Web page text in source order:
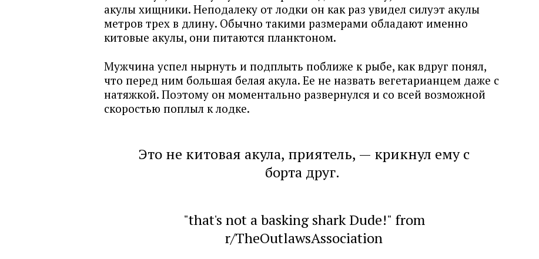
акулы хищники. Неподалеку от лодки он как раз увидел силуэт акулы
метров трех в длину. Обычно такими размерами обладают именно
китовые акулы, они питаются планктоном.
Мужчина успел нырнуть и подплыть поближе к рыбе, как вдруг понял,
что перед ним большая белая акула. Ее не назвать вегетарианцем даже с
натяжкой. Поэтому он моментально развернулся и со всей возможной
скоростью поплыл к лодке.
Это не китовая акула, приятель, — крикнул ему с
борта друг.
"that's not a basking shark Dude!" from
r/TheOutlawsAssociation